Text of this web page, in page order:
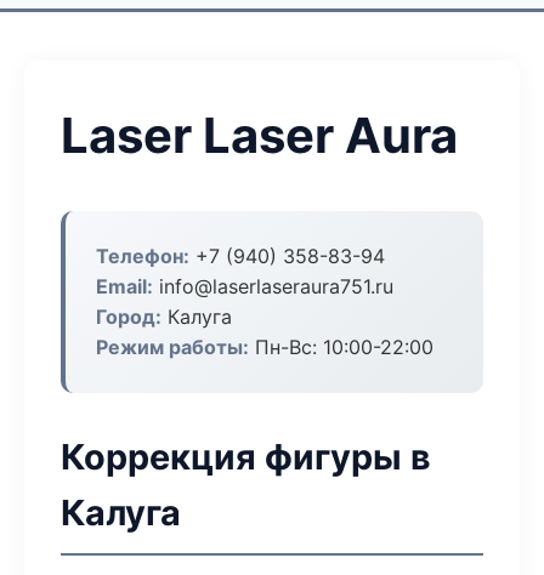
Laser Laser Aura
Телефон: +7 (940) 358-83-94
Email: info@laserlaseraura751.ru
Город: Калуга
Режим работы: Пн-Вс: 10:00-22:00
Коррекция фигуры в
Калуга